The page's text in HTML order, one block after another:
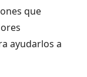
que
ayudarlos a